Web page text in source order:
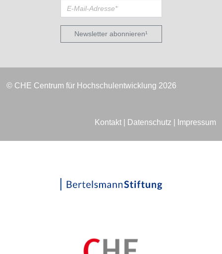
Newsletter abonnieren¹
© CHE Centrum für Hochschulentwicklung 2026
Kontakt| Datenschutz Impressum